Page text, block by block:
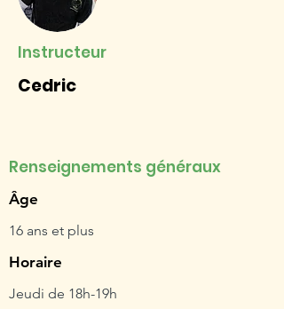
Instructeur
Cedric
Renseignements généraux
Âge
16 ans et plus
Horaire
Jeudi de 18h-19h